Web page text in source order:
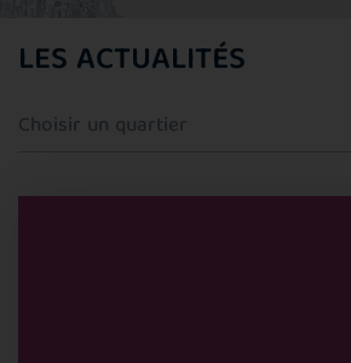
LES ACTUALITÉS
Quartier